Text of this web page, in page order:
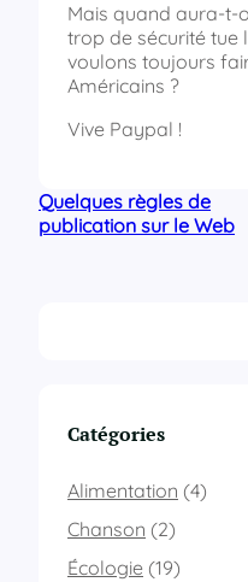
Mais quand aura-t-
trop de sécurité tue
voulons toujours
Américains ?
Vive Paypal !
Quelques règles de
publication sur le Web
Catégories
Alimentation (4)
Chanson (2)
Écologie (19)